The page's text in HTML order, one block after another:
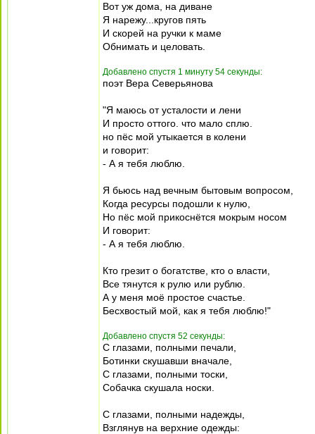
Вот уж дома, на диване
Я нарежу...кругов пять
И скорей на ручки к маме
Обнимать и целовать.
Добавлено спустя 1 минуту 54 секунды:
поэт Вера Cеверьянова
"Я маюсь от усталости и лени
И просто оттого. что мало сплю.
но пёс мой утыкается в колени
и говорит:
- А я тебя люблю.
Я бьюсь над вечным бытовым вопросом,
Когда ресурсы подошли к нулю,
Но пёс мой прикоснётся мокрым носом
И говорит:
- А я тебя люблю.
Кто грезит о богатстве, кто о власти,
Все тянутся к рулю или рублю.
А у меня моё простое счастье.
Бесхвостый мой, как я тебя люблю!"
Добавлено спустя 52 секунды:
С глазами, полными печали,
Ботинки скушавши вначале,
С глазами, полными тоски,
Собачка скушала носки.
С глазами, полными надежды,
Взглянув на верхние одежды: